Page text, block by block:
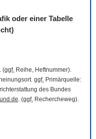
oder einer Tabelle
(ggf. Reihe, Heftnummer).
ggf. Primärquelle:
des Bundes
. (ggf. Rechercheweg).